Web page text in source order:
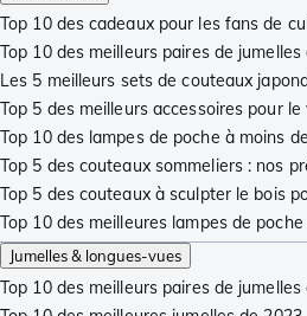
Top 10 des cadeaux pour les fans de
Top 10 des meilleurs paires de jumelles
Les 5 meilleurs sets de couteaux
Top 5 des meilleurs accessoires pour le
Top 10 des lampes de poche à moins
Top 5 des couteaux sommeliers : nos
Top 5 des couteaux à sculpter le bois
Top 10 des meilleures lampes de
Jumelles & longues-vues
Top 10 des meilleurs paires de jumelles